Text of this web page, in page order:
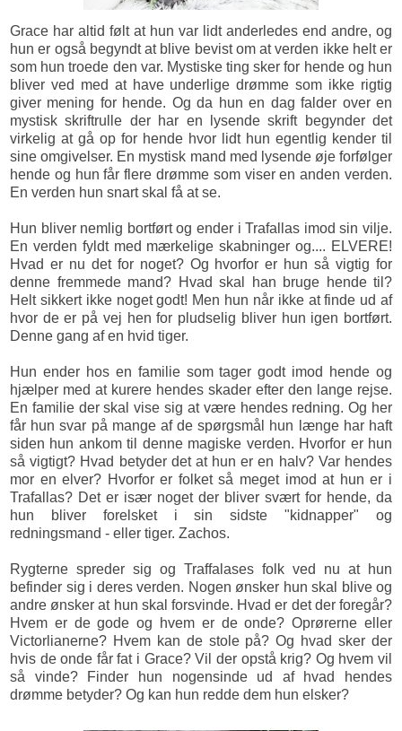
Grace har altid følt at hun var lidt anderledes end andre, og
hun er også begyndt at blive bevist om at verden ikke helt er
som hun troede den var. Mystiske ting sker for hende og hun
bliver ved med at have underlige drømme som ikke rigtig
giver mening for hende. Og da hun en dag falder over en
mystisk skriftrulle der har en lysende skrift begynder det
virkelig at gå op for hende hvor lidt hun egentlig kender til
sine omgivelser. En mystisk mand med lysende øje forfølger
hende og hun får flere drømme som viser en anden verden.
En verden hun snart skal få at se.
Hun bliver nemlig bortført og ender i Trafallas imod sin vilje.
En verden fyldt med mærkelige skabninger og.... ELVERE!
Hvad er nu det for noget? Og hvorfor er hun så vigtig for
denne fremmede mand? Hvad skal han bruge hende til?
Helt sikkert ikke noget godt! Men hun når ikke at finde ud af
hvor de er på vej hen for pludselig bliver hun igen bortført.
Denne gang af en hvid tiger.
Hun ender hos en familie som tager godt imod hende og
hjælper med at kurere hendes skader efter den lange rejse.
En familie der skal vise sig at være hendes redning. Og her
får hun svar på mange af de spørgsmål hun længe har haft
siden hun ankom til denne magiske verden. Hvorfor er hun
så vigtigt? Hvad betyder det at hun er en halv? Var hendes
mor en elver? Hvorfor er folket så meget imod at hun er i
Trafallas? Det er især noget der bliver svært for hende, da
hun bliver forelsket i sin sidste "kidnapper" og
redningsmand - eller tiger. Zachos.
Rygterne spreder sig og Traffalases folk ved nu at hun
befinder sig i deres verden. Nogen ønsker hun skal blive og
andre ønsker at hun skal forsvinde. Hvad er det der foregår?
Hvem er de gode og hvem er de onde? Oprørerne eller
Victorlianerne? Hvem kan de stole på? Og hvad sker der
hvis de onde får fat i Grace? Vil der opstå krig? Og hvem vil
så vinde? Finder hun nogensinde ud af hvad hendes
drømme betyder? Og kan hun redde dem hun elsker?